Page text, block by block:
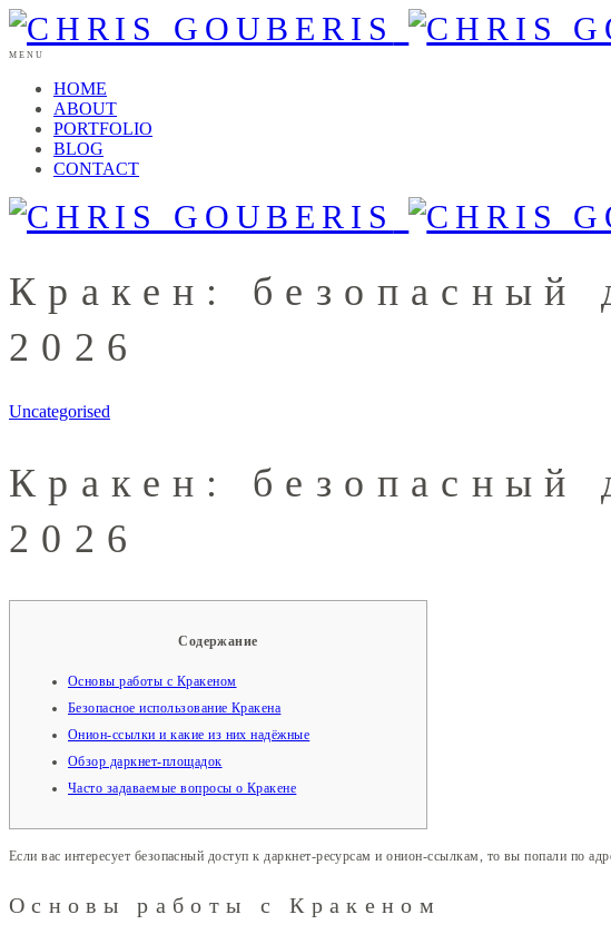
MENU
HOME
ABOUT
PORTFOLIO
BLOG
CONTACT
Кракен: безопасный
2026
Uncategorised
Кракен: безопасный
2026
Содержание
Основы работы с Кракеном
Безопасное использование Кракена
Онион-ссылки и какие из них надёжные
Обзор даркнет-площадок
Часто задаваемые вопросы о Кракене
Если вас интересует безопасный доступ к даркнет-ресурсам и онион-ссылкам, то вы попали по
Основы работы с Кракеном